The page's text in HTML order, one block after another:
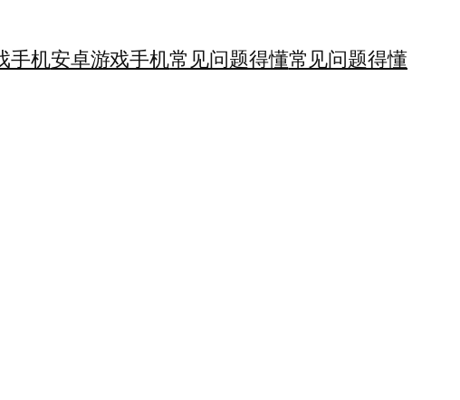
手机安卓游戏手机常见问题得懂常见问题得懂